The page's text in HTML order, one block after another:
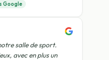
Google
salle de sport.
avec en plus un